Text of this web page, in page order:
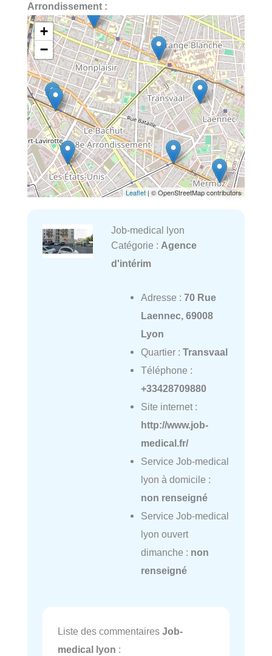
Arrondissement :
+
−
Leaflet| © OpenStreetMap contributors
Job-medical lyon
Catégorie : Agence
d'intérim
Adresse : 70 Rue
Laennec, 69008
Lyon
Quartier : Transvaal
Téléphone :
+33428709880
Site internet :
http://www.job-
medical.fr/
Service Job-medical
lyon à domicile :
non renseigné
Service Job-medical
lyon ouvert
dimanche : non
renseigné
Liste des commentaires Job-
medical lyon :